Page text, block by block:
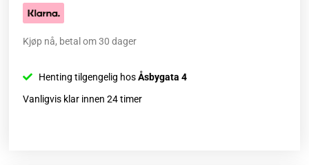
Kjøp nå, betal om 30 dager
Henting tilgengelig hosÅsbygata 4
Vanligvis klar innen 24 timer